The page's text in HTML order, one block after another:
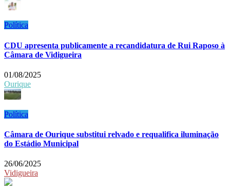
Política
CDU apresenta publicamente a recandidatura de Rui Raposo à
Câmara de Vidigueira
01/08/2025
Ourique
Política
Câmara de Ourique substitui relvado e requalifica iluminação
do Estádio Municipal
26/06/2025
Vidigueira